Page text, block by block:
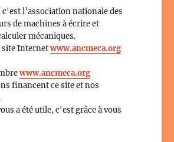
c'est l’association nationale des
de machines à écrire et
mécaniques.
site Internetwww.ancmeca.org
www.ancmeca.org
financent ce site et nos
a été utile, c'est grâce à vous